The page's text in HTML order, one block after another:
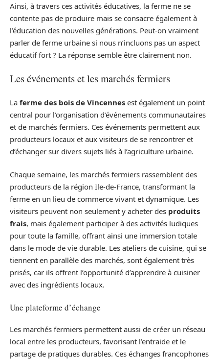
Ainsi, à travers ces activités éducatives, la ferme ne se
contente pas de produire mais se consacre également à
l’éducation des nouvelles générations. Peut-on vraiment
parler de ferme urbaine si nous n’incluons pas un aspect
éducatif fort ? La réponse semble être clairement non.
Les événements et les marchés fermiers
La ferme des bois de Vincennes est également un point
central pour l’organisation d’événements communautaires
et de marchés fermiers. Ces événements permettent aux
producteurs locaux et aux visiteurs de se rencontrer et
d’échanger sur divers sujets liés à l’agriculture urbaine.
Chaque semaine, les marchés fermiers rassemblent des
producteurs de la région Ile-de-France, transformant la
ferme en un lieu de commerce vivant et dynamique. Les
visiteurs peuvent non seulement y acheter des produits
frais, mais également participer à des activités ludiques
pour toute la famille, offrant ainsi une immersion totale
dans le mode de vie durable. Les ateliers de cuisine, qui se
tiennent en parallèle des marchés, sont également très
prisés, car ils offrent l’opportunité d’apprendre à cuisiner
avec des ingrédients locaux.
Une plateforme d’échange
Les marchés fermiers permettent aussi de créer un réseau
local entre les producteurs, favorisant l’entraide et le
partage de pratiques durables. Ces échanges francophones